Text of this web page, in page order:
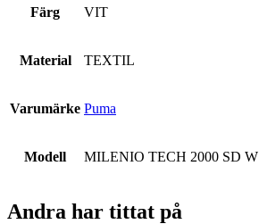
Färg VIT
Material TEXTIL
Varumärke Puma
Modell MILENIO TECH 2000 SD W
Andra har tittat på